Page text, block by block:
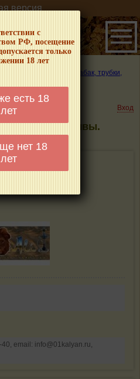
с
РФ, посещение
только
18 лет
есть 18
лет
нет 18
лет
версия
Где купить табак, трубки,
Вход
и отзывы.
email: info@01kalyan.ru,